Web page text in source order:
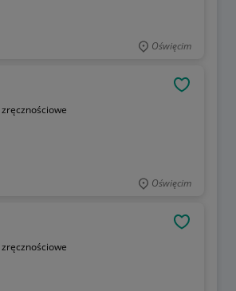
Oświęcim
zręcznościowe
Oświęcim
zręcznościowe